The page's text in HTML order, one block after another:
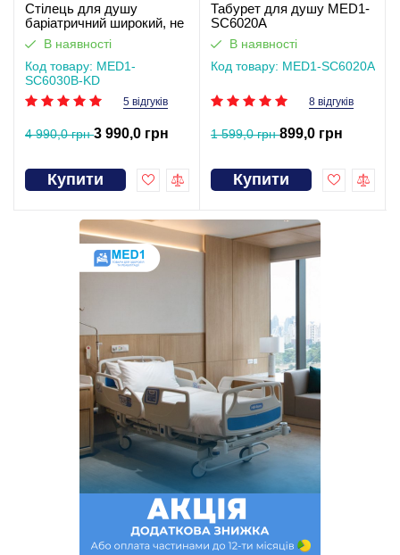
Стілець для душу
баріатричний широкий, не
слизький SC6030B-KD
В наявності
Код товару: MED1-
SC6030B-KD
5 відгуків
4 990,0 грн3 990,0 грн
Купити
Табурет для душу MED1-
SC6020A
В наявності
Код товару: MED1-SC6020A
8 відгуків
1 599,0 грн899,0 грн
Купити